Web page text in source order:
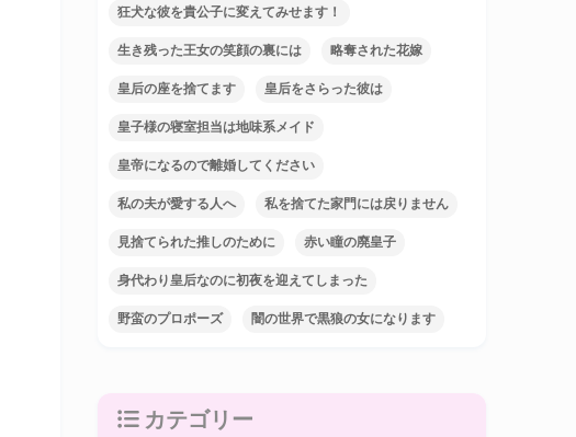
狂犬な彼を貴公子に変えてみせます！
生き残った王女の笑顔の裏には 略奪された花嫁
皇后の座を捨てます 皇后をさらった彼は
皇子様の寝室担当は地味系メイド
皇帝になるので離婚してください
私の夫が愛する人へ 私を捨てた家門には戻りません
見捨てられた推しのために 赤い瞳の廃皇子
身代わり皇后なのに初夜を迎えてしまった
野蛮のプロポーズ 闇の世界で黒狼の女になります
カテゴリー